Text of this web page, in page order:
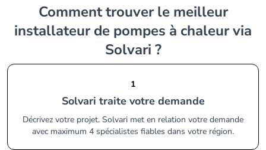
Comment trouver le meilleur
installateur de pompes à chaleur via
Solvari ?
1
Solvari traite votre demande
Décrivez votre projet. Solvari met en relation votre demande
avec maximum 4 spécialistes fiables dans votre région.